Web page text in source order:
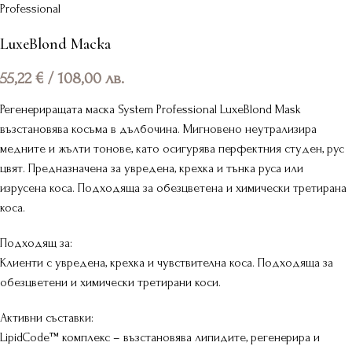
LuxeBlond Маска
55,22 € / 108,00 лв.
Регенериращата маска System Professional LuxeBlond Mask
възстановява косъма в дълбочина. Мигновено неутрализира
медните и жълти тонове, като осигурява перфектния студен, рус
цвят. Предназначена за увредена, крехка и тънка руса или
изрусена коса. Подходяща за обезцветена и химически третирана
коса.
Подходящ за:
Клиенти с увредена, крехка и чувствителна коса. Подходяща за
обезцветени и химически третирани коси.
Активни съставки:
LipidCode™ комплекс – възстановява липидите, регенерира и